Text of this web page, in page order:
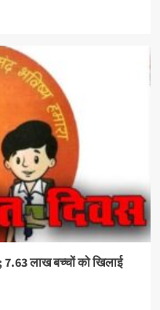
7.63 लाख बच्चों को खिलाई